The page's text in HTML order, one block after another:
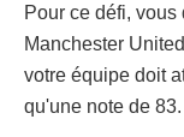
Pour ce défi,
Manchester
votre équipe doit
qu'une note de 83.